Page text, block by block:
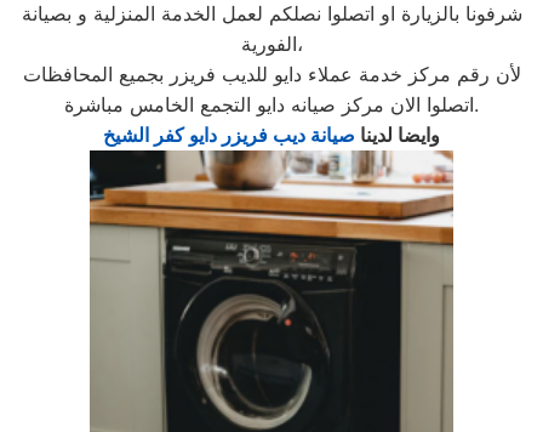
شرفونا بالزيارة او اتصلوا نصلكم لعمل الخدمة المنزلية و بصيانة
الفورية،
لأن رقم مركز خدمة عملاء دايو للديب فريزر بجميع المحافظات
اتصلوا الان مركز صيانه دايو التجمع الخامس مباشرة.
وايضا لدينا صيانة ديب فريزر دايو كفر الشيخ